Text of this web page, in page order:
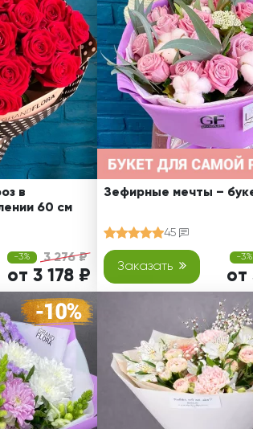
букеты
Смешанные
Хризантемы
Эустома
Свадьба
Спасибо!
Юбилей
в
60 см
-3% 3 276 ₽
от 3 178 ₽
Зефирные мечты –
45
Заказать
-3%
от